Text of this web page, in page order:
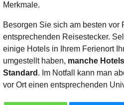
Merkmale.
Besorgen Sie sich am besten vor
entsprechenden Reisestecker.
einige Hotels in Ihrem Ferienort
umgestellt haben, manche
Standard . Im Notfall kann man
vor Ort einen entsprechenden